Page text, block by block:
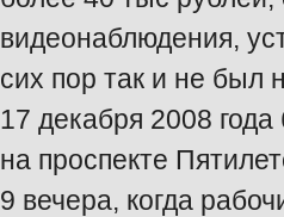
видеонаблюдения,
сих пор так и не был
17 декабря 2008
на проспекте
9 вечера, когда